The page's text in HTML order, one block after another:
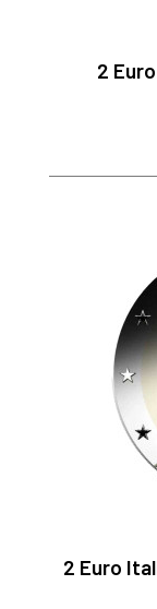
2
2 Euro